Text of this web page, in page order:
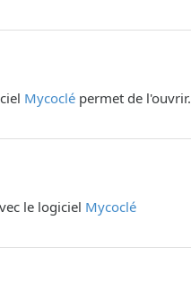
Mycoclé permet de l'ouvrir.
le logiciel Mycoclé